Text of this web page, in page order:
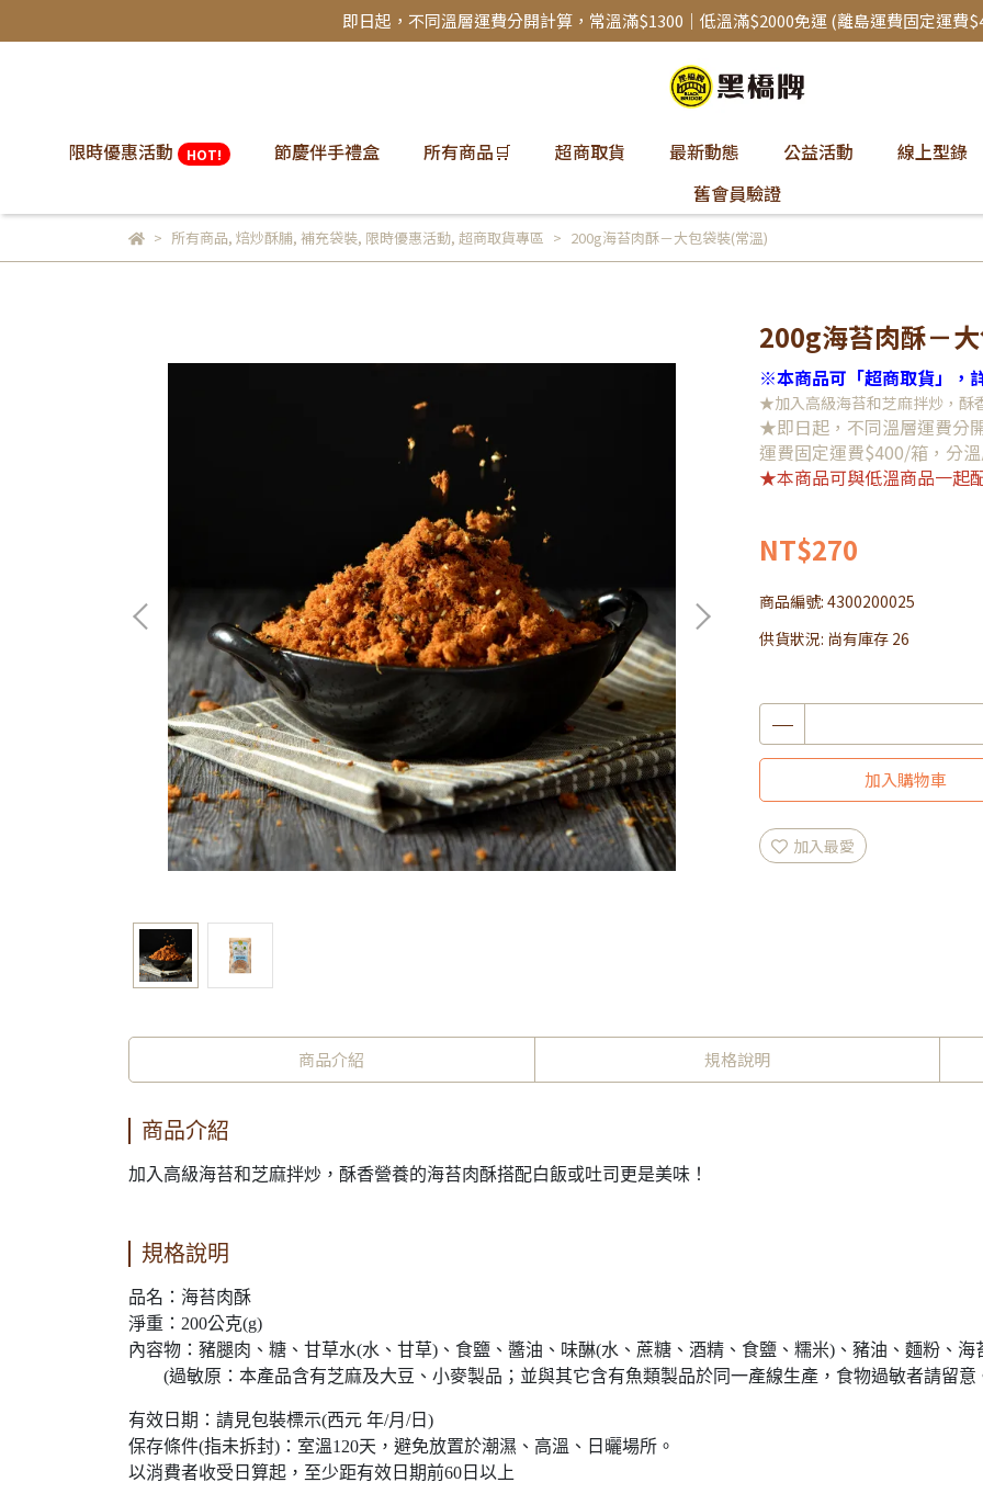
即日起，不同溫層運費分開計算，常溫滿$1300｜低溫滿$2000免運 (離島運費固定運費
限時優惠活動 HOT! 節慶伴手禮盒 所有商品🛒 超商取貨 最新動態 公益活動
線上型錄
舊會員驗證
所有商品, 焙炒酥脯, 補充袋裝, 限時優惠活動, 超商取貨專區 200g海苔肉酥－大包袋裝(常溫)
200g海苔肉酥－
※本商品可「超商取貨」，
★加入高級海苔和芝麻拌炒，酥
★即日起，不同溫層運費分
運費固定運費$400/箱，分
★本商品可與低溫商品一起
NT$270
商品編號: 4300200025
供貨狀況: 尚有庫存 26
加入購物車
加入最愛
商品介紹 規格說明
商品介紹
加入高級海苔和芝麻拌炒，酥香營養的海苔肉酥搭配白飯或吐司更是美味！
規格說明
品名：海苔肉酥
淨重：200公克(g)
內容物：豬腿肉、糖、甘草水(水、甘草)、食鹽、醬油、味醂(水、蔗糖、酒精、食鹽、糯米)、豬油、麵粉、海
(過敏原：本產品含有芝麻及大豆、小麥製品；並與其它含有魚類製品於同一產線生產，食物過敏者請留意
有效日期：請見包裝標示(西元 年/月/日)
保存條件(指未拆封)：室溫120天，避免放置於潮濕、高溫、日曬場所。
以消費者收受日算起，至少距有效日期前60日以上